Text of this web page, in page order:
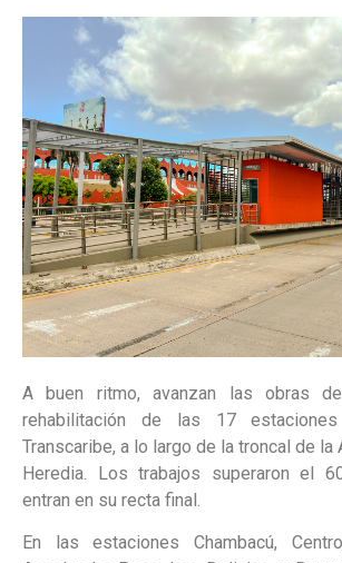
A buen ritmo, avanzan las obras
rehabilitación de las 17
Transcaribe, a lo largo de la troncal de la
Heredia. Los trabajos superaron el
entran en su recta final.
En las estaciones Chambacú,